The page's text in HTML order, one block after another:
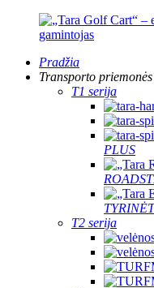
Pradžia
Transporto priemonės
T1 serija
PLUS
T2 serija